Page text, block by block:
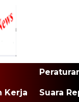
Kerja Suara